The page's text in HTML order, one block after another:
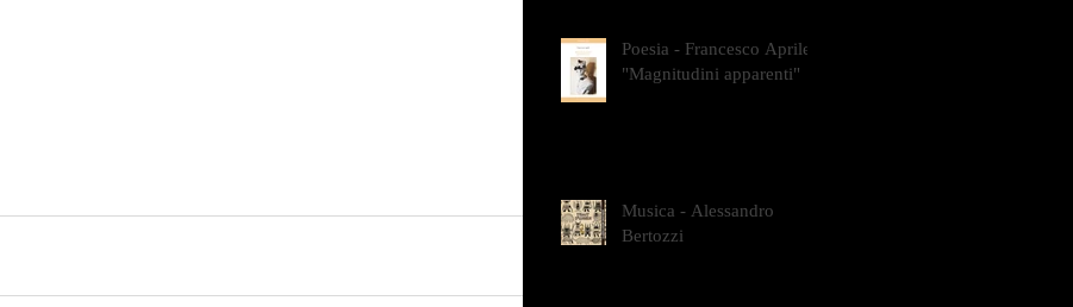
Poesia - Francesco Aprile -
"Magnitudini apparenti"
Musica - Alessandro
Bertozzi